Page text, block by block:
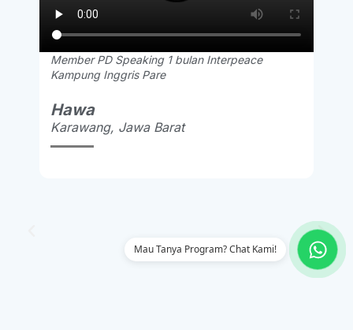
Mau Tanya Program? Chat Kami!
Member PD Speaking 1 bulan Interpeace
Kampung Inggris Pare
Hawa
Karawang, Jawa Barat